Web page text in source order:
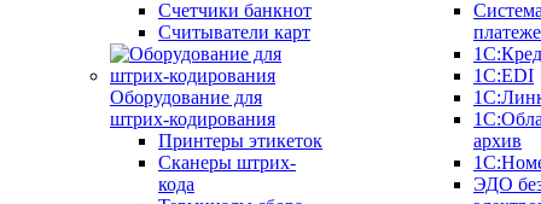
Счетчики банкнот
Считыватели карт
Оборудование для
штрих-кодирования
Принтеры этикеток
Сканеры штрих-
кода
1С:EDI
архив
ЭДО